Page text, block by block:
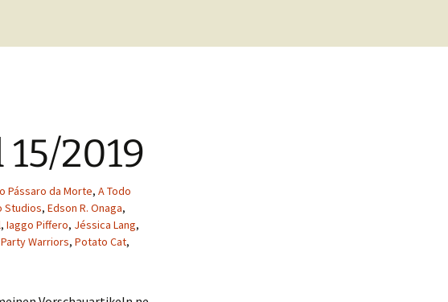
Textos em Português
2019
Pássaro da Morte, A Todo
Studios, Edson R. Onaga,
, Iaggo Piffero, Jéssica Lang,
Party Warriors, Potato Cat,